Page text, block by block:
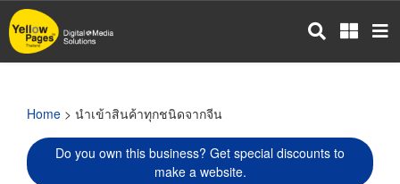
Skip
to
main
Home > นำเข้าสินค้าทุกชนิดจากจีน
Do you own this business? Get special discounts to
make a website.